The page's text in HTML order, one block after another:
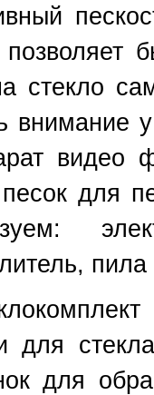
стекло
песок для
для
для